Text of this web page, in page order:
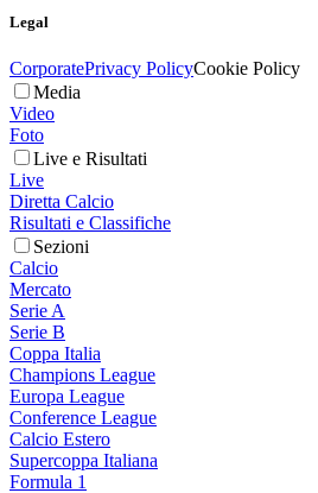
Legal
CorporatePrivacy PolicyCookie Policy
Media
Video
Foto
Live e Risultati
Live
Diretta Calcio
Risultati e Classifiche
Sezioni
Calcio
Mercato
Serie A
Serie B
Coppa Italia
Champions League
Europa League
Conference League
Calcio Estero
Supercoppa Italiana
Formula 1